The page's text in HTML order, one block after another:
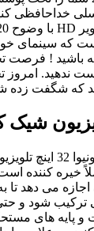
که سینمای
دست ندهید.
که شگفت زده
شیک
تلویزیون کلاس
خیره کننده
می دهد تا
ترکیب شود و
پایه های